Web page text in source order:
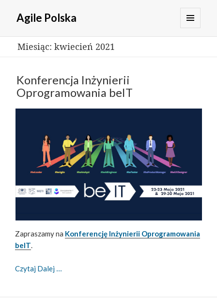
Agile Polska
Miesiąc: kwiecień 2021
Konferencja Inżynierii
Oprogramowania beIT
Zapraszamy na Konferencję Inżynierii Oprogramowania
beIT.
Czytaj Dalej